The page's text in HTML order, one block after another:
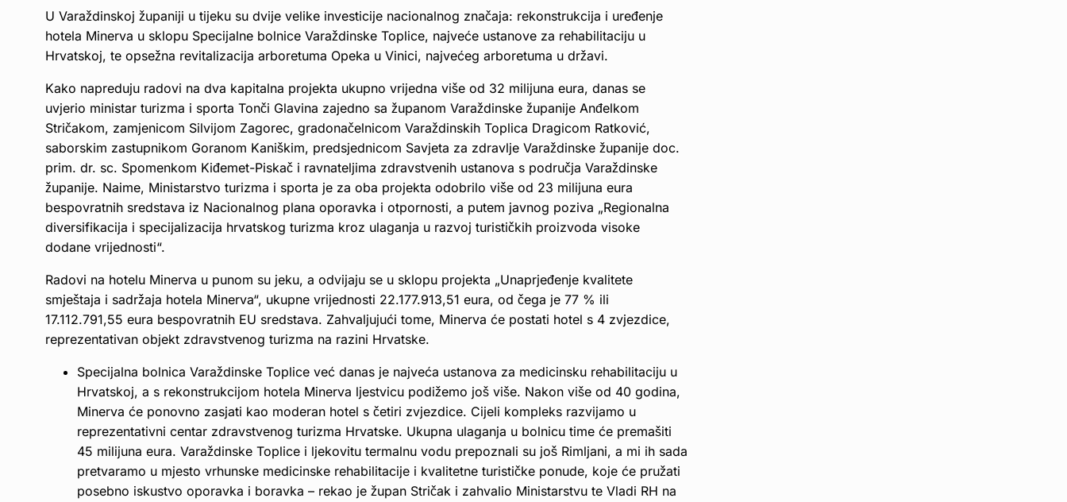
U Varaždinskoj županiji u tijeku su dvije velike investicije nacionalnog značaja: rekonstrukcija i uređenje
hotela Minerva u sklopu Specijalne bolnice Varaždinske Toplice, najveće ustanove za rehabilitaciju u
Hrvatskoj, te opsežna revitalizacija arboretuma Opeka u Vinici, najvećeg arboretuma u državi.
Kako napreduju radovi na dva kapitalna projekta ukupno vrijedna više od 32 milijuna eura, danas se
uvjerio ministar turizma i sporta Tonči Glavina zajedno sa županom Varaždinske županije Anđelkom
Stričakom, zamjenicom Silvijom Zagorec, gradonačelnicom Varaždinskih Toplica Dragicom Ratković,
saborskim zastupnikom Goranom Kaniškim, predsjednicom Savjeta za zdravlje Varaždinske županije doc.
prim. dr. sc. Spomenkom Kiđemet-Piskač i ravnateljima zdravstvenih ustanova s područja Varaždinske
županije. Naime, Ministarstvo turizma i sporta je za oba projekta odobrilo više od 23 milijuna eura
bespovratnih sredstava iz Nacionalnog plana oporavka i otpornosti, a putem javnog poziva „Regionalna
diversifikacija i specijalizacija hrvatskog turizma kroz ulaganja u razvoj turističkih proizvoda visoke
dodane vrijednosti“.
Radovi na hotelu Minerva u punom su jeku, a odvijaju se u sklopu projekta „Unaprjeđenje kvalitete
smještaja i sadržaja hotela Minerva“, ukupne vrijednosti 22.177.913,51 eura, od čega je 77 % ili
17.112.791,55 eura bespovratnih EU sredstava. Zahvaljujući tome, Minerva će postati hotel s 4 zvjezdice,
reprezentativan objekt zdravstvenog turizma na razini Hrvatske.
Specijalna bolnica Varaždinske Toplice već danas je najveća ustanova za medicinsku rehabilitaciju u
Hrvatskoj, a s rekonstrukcijom hotela Minerva ljestvicu podižemo još više. Nakon više od 40 godina,
Minerva će ponovno zasjati kao moderan hotel s četiri zvjezdice. Cijeli kompleks razvijamo u
reprezentativni centar zdravstvenog turizma Hrvatske. Ukupna ulaganja u bolnicu time će premašiti
45 milijuna eura. Varaždinske Toplice i ljekovitu termalnu vodu prepoznali su još Rimljani, a mi ih sada
pretvaramo u mjesto vrhunske medicinske rehabilitacije i kvalitetne turističke ponude, koje će pružati
posebno iskustvo oporavka i boravka – rekao je župan Stričak i zahvalio Ministarstvu te Vladi RH na